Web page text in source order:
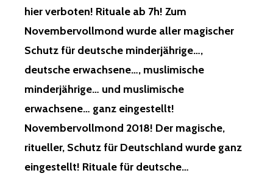
hier verboten! Rituale ab 7h! Zum
Novembervollmond wurde aller magischer
Schutz für deutsche minderjährige…,
deutsche erwachsene…, muslimische
minderjährige… und muslimische
erwachsene… ganz eingestellt!
Novembervollmond 2018! Der magische,
ritueller, Schutz für Deutschland wurde ganz
eingestellt! Rituale für deutsche…